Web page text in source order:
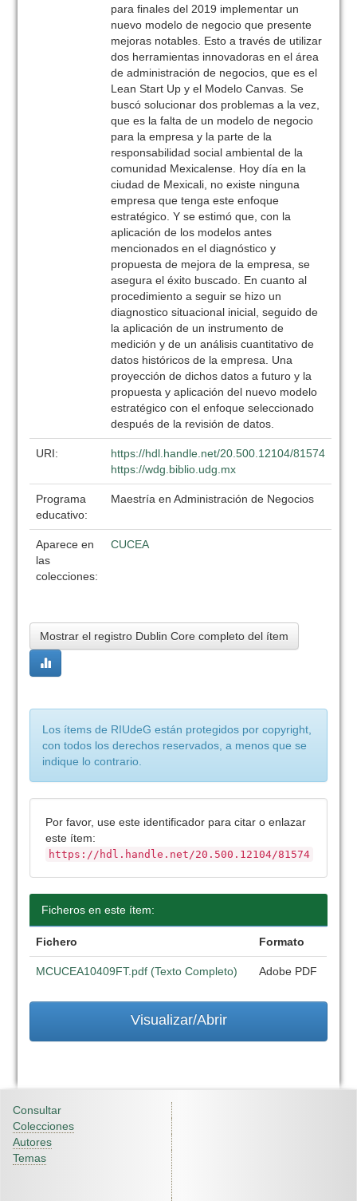
para finales del 2019 implementar un
nuevo modelo de negocio que presente
mejoras notables. Esto a través de utilizar
dos herramientas innovadoras en el área
de administración de negocios, que es el
Lean Start Up y el Modelo Canvas. Se
buscó solucionar dos problemas a la vez,
que es la falta de un modelo de negocio
para la empresa y la parte de la
responsabilidad social ambiental de la
comunidad Mexicalense. Hoy día en la
ciudad de Mexicali, no existe ninguna
empresa que tenga este enfoque
estratégico. Y se estimó que, con la
aplicación de los modelos antes
mencionados en el diagnóstico y
propuesta de mejora de la empresa, se
asegura el éxito buscado. En cuanto al
procedimiento a seguir se hizo un
diagnostico situacional inicial, seguido de
la aplicación de un instrumento de
medición y de un análisis cuantitativo de
datos históricos de la empresa. Una
proyección de dichos datos a futuro y la
propuesta y aplicación del nuevo modelo
estratégico con el enfoque seleccionado
después de la revisión de datos.
URI:
https://hdl.handle.net/20.500.12104/81574
https://wdg.biblio.udg.mx
Programa
educativo:
Maestría en Administración de Negocios
Aparece en
las
colecciones:
CUCEA
Mostrar el registro Dublin Core completo del ítem
Los ítems de RIUdeG están protegidos por copyright,
con todos los derechos reservados, a menos que se
indique lo contrario.
Por favor, use este identificador para citar o enlazar
este ítem:
https://hdl.handle.net/20.500.12104/81574
Ficheros en este ítem:
Fichero Formato
MCUCEA10409FT.pdf (Texto Completo) Adobe PDF
Visualizar/Abrir
Consultar
Colecciones
Autores
Temas